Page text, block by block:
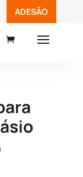
ADESÃO
